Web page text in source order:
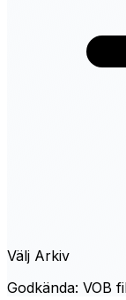
Välj Arkiv
Godkända: VOB